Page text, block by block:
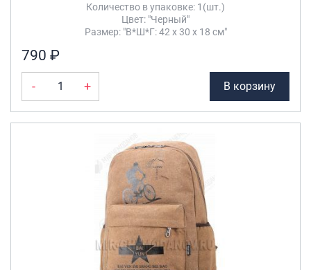
Количество в упаковке: 1(шт.)
Цвет: "Черный"
Размер: "В*Ш*Г: 42 х 30 х 18 см"
790 ₽
- + В корзину